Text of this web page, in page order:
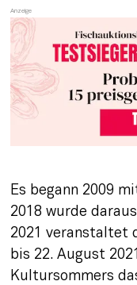
Es begann 2009
2018 wurde
2021 veranstaltet
bis 22. August
Kultursommers